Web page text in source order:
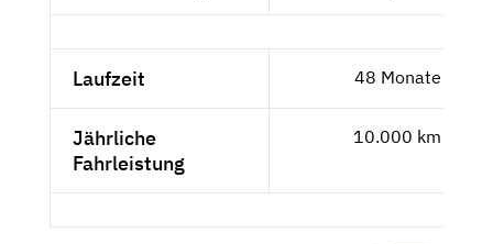
Laufzeit 48 Monate
Jährliche
Fahrleistung
10.000 km